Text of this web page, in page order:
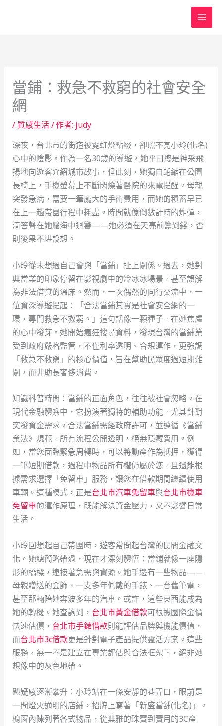
當鋪：救急不救窮的社會安全
網
/ 質感生活/ 作者: judy
深夜，台北市的街道被霓虹燈點綴，卻照不亮小玲(化名)
心中的陰影。作為一名30歲的導遊，她平日總是神采飛
揚地向遊客介紹城市故事，但此刻，她獨自蜷縮在公園
長椅上，手機螢幕上不斷閃爍著醫院的來電提醒。母親
突發急病，需要一筆龐大的手術費用，而她的積蓄早已
在上一趟帶團行程中耗盡。時間就像倒數計時的炸彈，
滴答聲在她腦海中迴響——她必須在天亮前籌到錢，否
則後果不堪設想。
小玲從未想過自己會與「當鋪」扯上關係。過去，她對
典當業的印象停留在影視劇中的冷冰冰場景，甚至誤解
為非法借貸的溫床。然而，一次偶然的同行交流中，一
位資深導遊提起：「合法當鋪其實是社會安全網的一
環，專門救急不救窮。」這句話像一顆種子，在她焦慮
的心中發芽。她開始瘋狂搜尋資料，發現台灣的當鋪業
受到政府嚴格監管，不僅利率透明、合規運作，更強調
「救急不救窮」的核心價值，旨在幫助民眾度過短期難
關，而非助長奢侈消費。
知識科普時間：當鋪的正面角色，往往被社會忽略。在
現代金融體系中，它扮演著獨特的輔助功能，尤其針對
突發資金需求。合法當鋪需經政府許可，並遵循《當鋪
業法》規範，所有流程公開透明，絕無隱藏費用。例
如，當您面臨緊急周轉時，可以將動產作為抵押，獲得
一筆短期借款，過程中物品所有權仍屬於您，且還能根
據需求選擇「免留車」服務，讓您在借款期間繼續使用
車輛。這種模式，正是台北市汽車免留車與台北市機車
免留車的運作原理，既能解決資金壓力，又不影響日常
生活。
小玲回想起自己帶團時，遊客常問起台灣的民間金融文
化。她總簡略帶過，現在才深刻體悟：當鋪就像一座隱
形的橋樑，連接著急需與資源。她手邊有一些物品——
母親贈送的金飾、一支多年佩戴的手錶、一台舊筆電，
甚至那輛陪她奔波多年的汽車。或許，這些東西能成為
她的轉機。她查詢到， 台北市黃金借款可根據國際金價
快速估價， 台北市手錶借款則能評估品牌與機能價值，
而台北市3c借款更是針對電子產品提供靈活方案。這些
服務，無一不是建立在專業評估與合法框架下，絕非她
想像中的灰色地帶。
懸疑感逐漸攀升：小玲站在一條安靜的巷弄口，眼前是
一間燈火通明的店鋪，招牌上寫著「新盛當舖(化名)」。
櫥窗內陳列著各式物品，從典雅的珠寶到實用的3C產